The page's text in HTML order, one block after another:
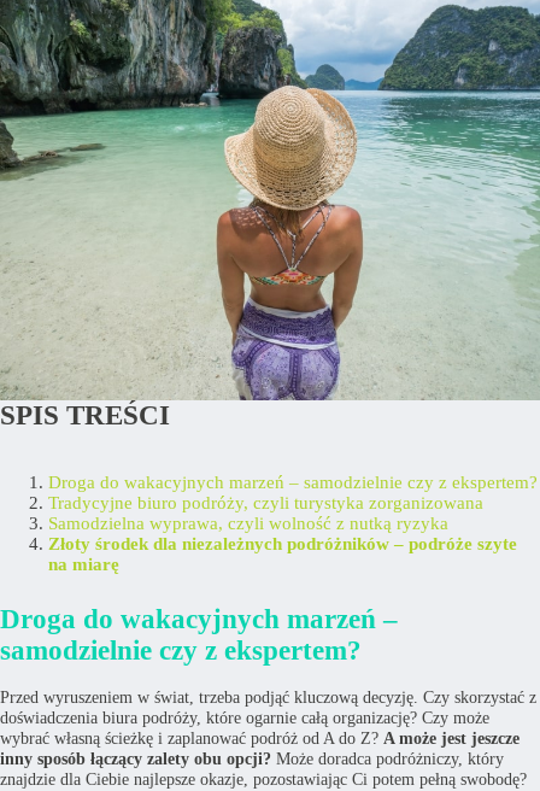
SPIS TREŚCI
Droga do wakacyjnych marzeń – samodzielnie czy z ekspertem?
Tradycyjne biuro podróży, czyli turystyka zorganizowana
Samodzielna wyprawa, czyli wolność z nutką ryzyka
Złoty środek dla niezależnych podróżników – podróże szyte
na miarę
Droga do wakacyjnych marzeń –
samodzielnie czy z ekspertem?
Przed wyruszeniem w świat, trzeba podjąć kluczową decyzję. Czy skorzystać z
doświadczenia biura podróży, które ogarnie całą organizację? Czy może
wybrać własną ścieżkę i zaplanować podróż od A do Z? A może jest jeszcze
inny sposób łączący zalety obu opcji? Może doradca podróżniczy, który
znajdzie dla Ciebie najlepsze okazje, pozostawiając Ci potem pełną swobodę?